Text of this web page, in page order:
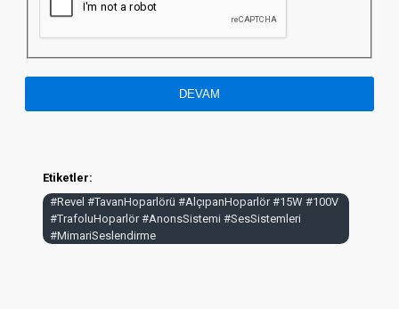
DEVAM
Etiketler:
#Revel #TavanHoparlörü #AlçıpanHoparlör #15W #100V
#TrafoluHoparlör #AnonsSistemi #SesSistemleri
#MimariSeslendirme